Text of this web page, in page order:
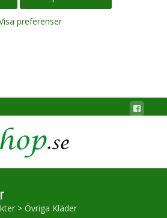
preferenser
> Övriga Kläder